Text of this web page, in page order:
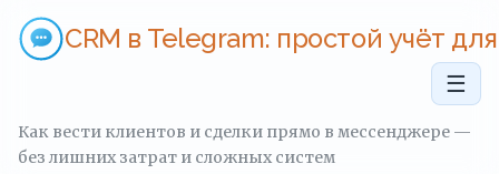
CRM в Telegram: простой учёт
☰
Как вести клиентов и сделки прямо в мессенджере —
без лишних затрат и сложных систем